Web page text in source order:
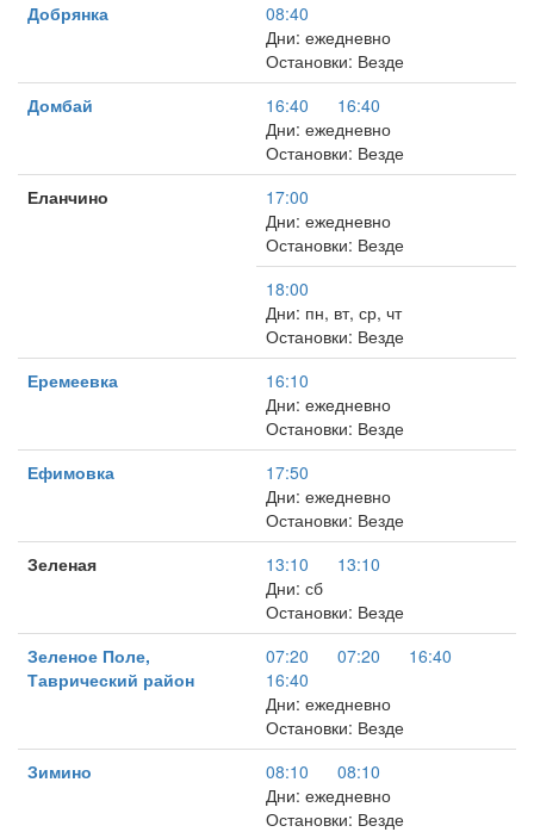
Добрянка
08:40
Дни: ежедневно
Остановки: Везде
Домбай
16:40
16:40
Дни: ежедневно
Остановки: Везде
Еланчино
17:00
Дни: ежедневно
Остановки: Везде
18:00
Дни: пн, вт, ср, чт
Остановки: Везде
Еремеевка
16:10
Дни: ежедневно
Остановки: Везде
Ефимовка
17:50
Дни: ежедневно
Остановки: Везде
Зеленая
13:10
13:10
Дни: сб
Остановки: Везде
Зеленое Поле,
Таврический район
07:20 07:20
16:40
16:40
Дни: ежедневно
Остановки: Везде
Зимино
08:10
08:10
Дни: ежедневно
Остановки: Везде